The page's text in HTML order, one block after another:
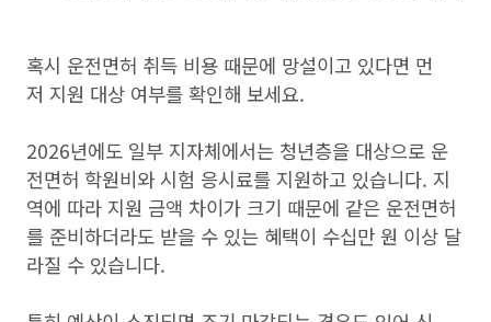
혹시 운전면허 취득 비용 때문에 망설이고 있다면 먼
저 지원 대상 여부를 확인해 보세요.
2026년에도 일부 지자체에서는 청년층을 대상으로 운
전면허 학원비와 시험 응시료를 지원하고 있습니다. 지
역에 따라 지원 금액 차이가 크기 때문에 같은 운전면허
를 준비하더라도 받을 수 있는 혜택이 수십만 원 이상 달
라질 수 있습니다.